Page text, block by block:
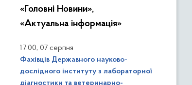
«Головні Новини»,
«Актуальна інформація»
17:00, 07 серпня
Фахівців Державного науково-
дослідного інституту з лабораторної
діагностики та ветеринарно-